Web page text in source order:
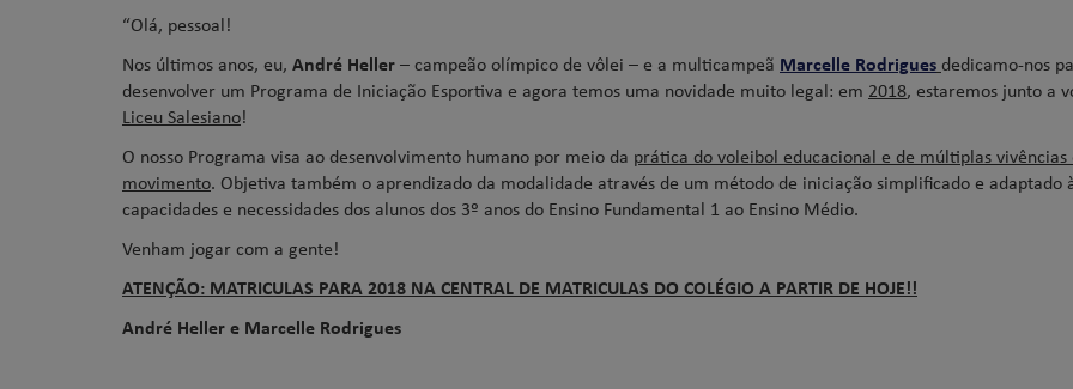
“Olá, pessoal!
Nos últimos anos, eu, André Heller– campeão olímpico de vôlei – e a multicampeã Marcelle Rodrigues dedicamo-nos
desenvolver um Programa de Iniciação Esportiva e agora temos uma novidade muito legal: em 2018, estaremos junto a
Liceu Salesiano!
O nosso Programa visa ao desenvolvimento humano por meio da prática do voleibol educacional e de múltiplas vivências
movimento. Objetiva também o aprendizado da modalidade através de um método de iniciação simplificado e adaptado
capacidades e necessidades dos alunos dos 3º anos do Ensino Fundamental 1 ao Ensino Médio.
Venham jogar com a gente!
ATENÇÃO: MATRICULAS PARA 2018 NA CENTRAL DE MATRICULAS DO COLÉGIO A PARTIR DE HOJE!!
André Heller e Marcelle Rodrigues